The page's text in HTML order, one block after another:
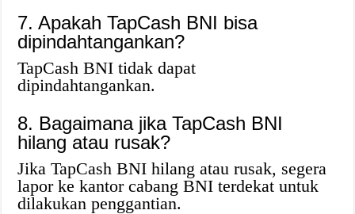
7. Apakah TapCash BNI bisa
dipindahtangankan?
TapCash BNI tidak dapat
dipindahtangankan.
8. Bagaimana jika TapCash BNI
hilang atau rusak?
Jika TapCash BNI hilang atau rusak, segera
lapor ke kantor cabang BNI terdekat untuk
dilakukan penggantian.